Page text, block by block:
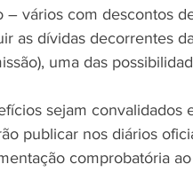
– vários com descontos
as dívidas decorrentes
uma das
sejam
publicar nos diários
comprobatória